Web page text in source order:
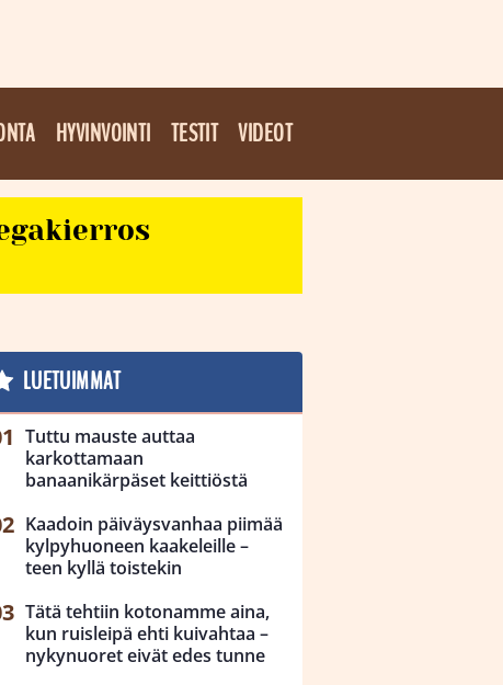
HYVINVOINTI TESTIT VIDEOT
LUETUIMMAT
Tuttu mauste auttaa
karkottamaan
banaanikärpäset keittiöstä
Kaadoin päiväysvanhaa piimää
kylpyhuoneen kaakeleille –
teen kyllä toistekin
Tätä tehtiin kotonamme aina,
kun ruisleipä ehti kuivahtaa –
nykynuoret eivät edes tunne